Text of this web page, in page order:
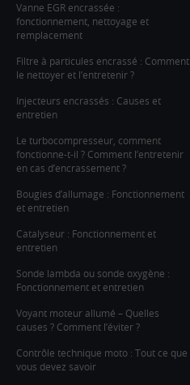
Vanne EGR encrassée :
fonctionnement, nettoyage et
remplacement
Filtre à particules encrassé : Comment
le nettoyer et l’entretenir ?
Injecteurs encrassés : Causes et
entretien
Le turbocompresseur, comment
fonctionne-t-il ? Comment l’entretenir
en cas d’encrassement ?
Bougies d’allumage : Fonctionnement
et entretien
Catalyseur : Fonctionnement et
entretien
Sonde lambda ou sonde oxygène :
Fonctionnement et entretien
Voyant moteur allumé – Quelles
causes ? Comment l’éviter ?
Contrôle technique moto : Tout ce que
vous devez savoir